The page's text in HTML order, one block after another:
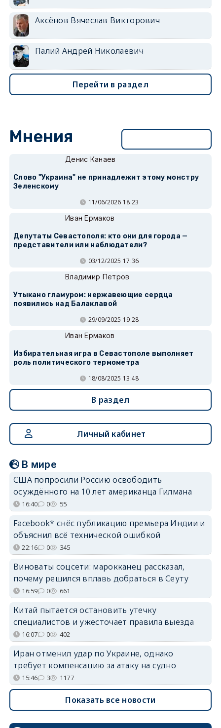
Аксёнов Вячеслав Викторович
Палий Андрей Николаевич
Перейти в раздел
Мнения
Денис Канаев
Слово "Украина" не принадлежит этому монстру
Зеленскому
11/06/2026 18:23
Иван Ермаков
Депутаты Севастополя: кто они для города —
представители или наблюдатели?
03/12/2025 17:36
Владимир Петров
Утыкано гламуром: нержавеющие сердца
появились над Балаклавой
29/09/2025 19:28
Иван Ермаков
Избирательная игра в Севастополе выполняет
роль политического термометра
18/08/2025 13:48
В раздел
Личный кабинет
В мире
США попросили Россию освободить
осуждённого на 10 лет американца Гилмана
16:40 0 55
Facebook* снёс публикацию премьера Индии и
объяснил всё технической ошибкой
22:16 0 345
Виноваты соцсети: марокканец рассказал,
почему решился вплавь добраться в Сеуту
16:59 0 661
Китай пытается остановить утечку
специалистов и ужесточает правила выезда
16:07 0 402
Иран отменил удар по Украине, однако
требует компенсацию за атаку на судно
15:46 3 1177
Показать все новости